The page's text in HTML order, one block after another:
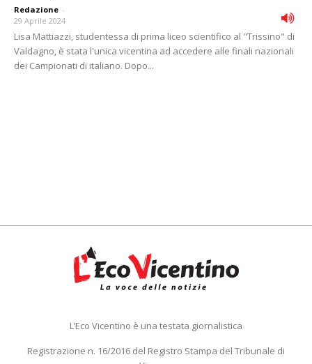
Redazione -
29 Aprile 2024
Lisa Mattiazzi, studentessa di prima liceo scientifico al "Trissino" di
Valdagno, è stata l'unica vicentina ad accedere alle finali nazionali
dei Campionati di italiano. Dopo...
L’Eco Vicentino è una testata giornalistica
Registrazione n. 16/2016 del Registro Stampa del Tribunale di